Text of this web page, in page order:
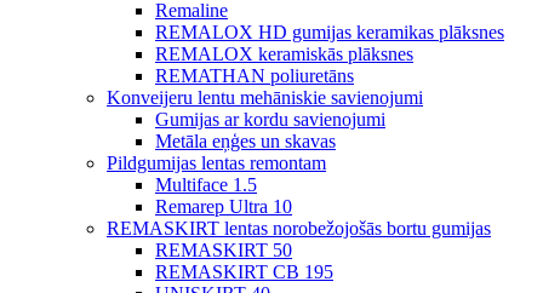
Remaline
REMALOX HD gumijas keramikas plāksnes
REMALOX keramiskās plāksnes
REMATHAN poliuretāns
Konveijeru lentu mehāniskie savienojumi
Gumijas ar kordu savienojumi
Metāla eņģes un skavas
Pildgumijas lentas remontam
Multiface 1.5
Remarep Ultra 10
REMASKIRT lentas norobežojošās bortu gumijas
REMASKIRT 50
REMASKIRT CB 195